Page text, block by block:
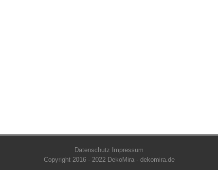
Datenschutz
Impressum
Copyright 2016 - 2022 DekoMira - dekomira.de